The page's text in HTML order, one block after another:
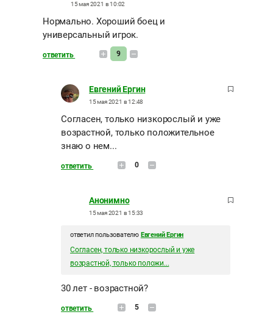
15 мая 2021 в 10:02
Нормально. Хороший боец и
универсальный игрок.
ответить 9
Евгений Ергин
15 мая 2021 в 12:48
Согласен, только низкорослый и уже
возрастной, только положительное
знаю о нем...
ответить 0
Анонимно
15 мая 2021 в 15:33
ответил пользователю Евгений Ергин
Согласен, только низкорослый и уже
возрастной, только положи...
30 лет - возрастной?
ответить 5